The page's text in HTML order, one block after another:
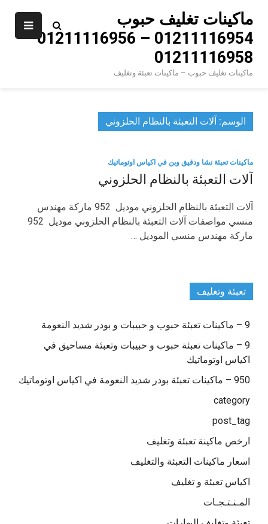
content
ماكينات تغليف حبوب
01211116954 – 01211116956 –
01211116958
ماكينات تغليف حبوب – ماكينات تعبئة وتغليف
الوسم: آلات التعبئة بالنظام الحلزوني
ماكينات تعبئة نشا ودقيق وبن في اكياس اوتوماتيك
آلات التعبئة بالنظام الحلزوني
آلات التعبئة بالنظام الحلزوني موديل 952 ماركة مهندس
منسي مواصفات آلات التعبئة بالنظام الحلزوني موديل 952
ماركة مهندس منسي الموديل …
تعبئة وتغليف
9 – ماكينات تعبئة حبوب و حبيبات و بودر شديد النعومة
9 – ماكينات تعبئة حبوب و حبيبات وتعبئة مساحيق في
اكياس اوتوماتيك
950 – ماكينات تعبئة بودر شديد النعومة في اكياس اوتوماتيك
category
post_tag
ارخص ماكينة تعبئة وتغليف
اسعار ماكينات التعبئة والتغليف
اكياس تعبئة و تغليف
المـنـتـجـات